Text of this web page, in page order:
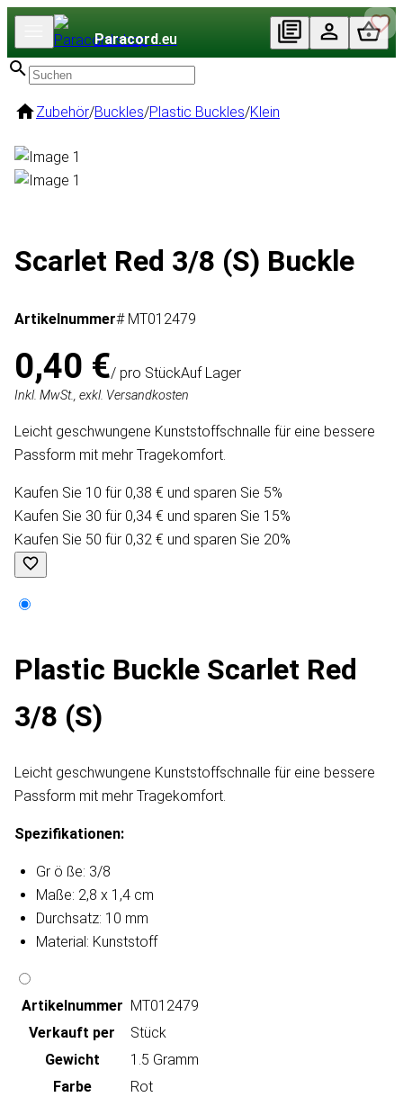
Paracord.eu
Zubehör/Buckles/Plastic Buckles/Klein
Scarlet Red 3/8 (S) Buckle
Artikelnummer# MT012479
0,40 €/ pro StückAuf Lager
Inkl. MwSt., exkl. Versandkosten
Leicht geschwungene Kunststoffschnalle für eine bessere
Passform mit mehr Tragekomfort.
Kaufen Sie 10 für 0,38 € und sparen Sie 5%
Kaufen Sie 30 für 0,34 € und sparen Sie 15%
Kaufen Sie 50 für 0,32 € und sparen Sie 20%
Plastic Buckle Scarlet Red
3/8 (S)
Leicht geschwungene Kunststoffschnalle für eine bessere
Passform mit mehr Tragekomfort.
Spezifikationen:
Gr ö ße: 3/8
Maße: 2,8 x 1,4 cm
Durchsatz: 10 mm
Material: Kunststoff
Artikeln‌ummer MT012479
Verkauft per
Stück
Gewicht
1.5 Gramm
Farbe
Rot